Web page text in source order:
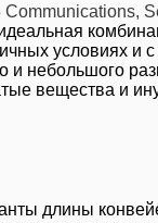
Communications,
условиях и
и небольшого
вещества и
длины